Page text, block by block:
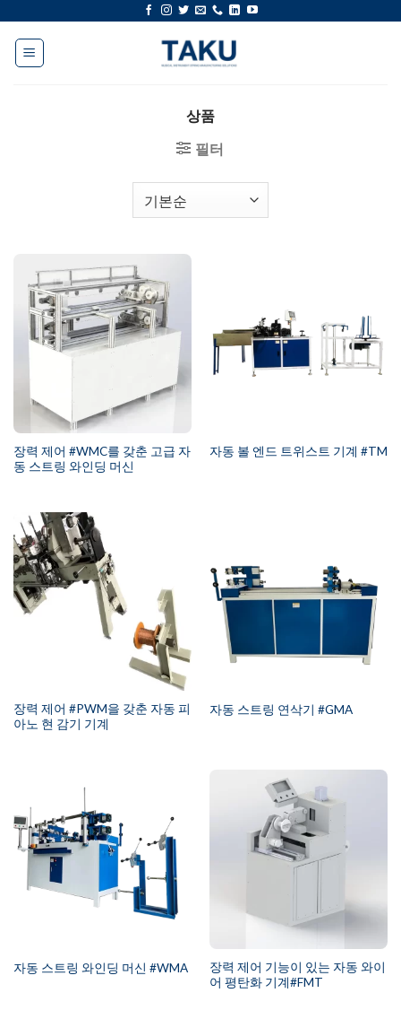
상품
필터
장력 제어 #WMC를 갖춘 고급 자
동 스트링 와인딩 머신
자동 볼 엔드 트위스트 기계 #TM
장력 제어 #PWM을 갖춘 자동 피
아노 현 감기 기계
자동 스트링 연삭기 #GMA
자동 스트링 와인딩 머신 #WMA
장력 제어 기능이 있는 자동 와이
어 평탄화 기계#FMT